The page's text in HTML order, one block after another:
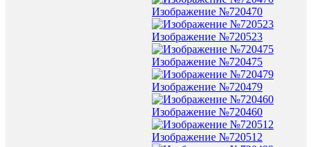
Изображение №720470
Изображение №720523
Изображение №720475
Изображение №720479
Изображение №720460
Изображение №720512